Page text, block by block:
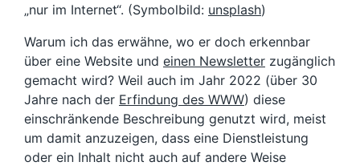
„nur im Internet“. (Symbolbild: unsplash)
Warum ich das erwähne, wo er doch erkennbar
über eine Website und einen Newsletter zugänglich
gemacht wird? Weil auch im Jahr 2022 (über 30
Jahre nach der Erfindung des WWW) diese
einschränkende Beschreibung genutzt wird, meist
um damit anzuzeigen, dass eine Dienstleistung
oder ein Inhalt nicht auch auf andere Weise